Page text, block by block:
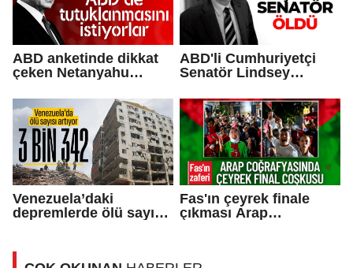
ABD anketinde dikkat
çeken Netanyahu
Tutuklanmasını
istiyorlar
ABD'li Cumhuriyetçi
Senatör Lindsey
kaybetti
Venezuela’daki
depremlerde ölü sayısı
Fas'ın çeyrek finale
çıkması Arap